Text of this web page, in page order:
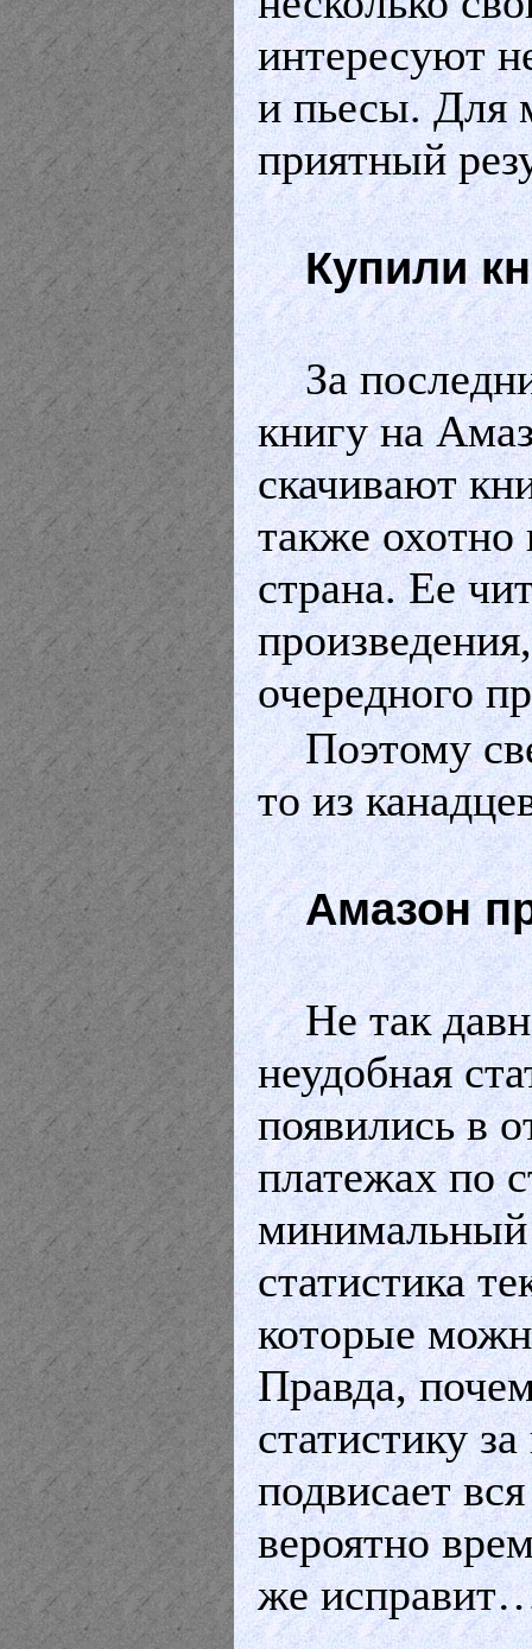
интересуют
и пьесы. Для
приятный
Купили
За
книгу на
скачивают
также охотно
страна. Ее
очередного
Поэтому
то из
Амазон
Не так
неудобная
появились в
платежах по
минимальный
статистика
которые
Правда,
статистику
подвисает
вероятно
же